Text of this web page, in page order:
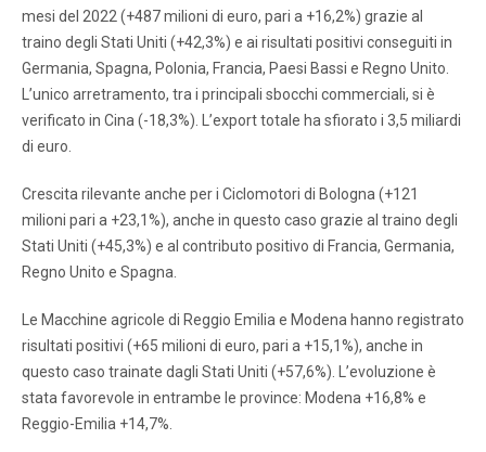
mesi del 2022 (+487 milioni di euro, pari a +16,2%) grazie al
traino degli Stati Uniti (+42,3%) e ai risultati positivi conseguiti in
Germania, Spagna, Polonia, Francia, Paesi Bassi e Regno Unito.
L’unico arretramento, tra i principali sbocchi commerciali, si è
verificato in Cina (-18,3%). L’export totale ha sfiorato i 3,5 miliardi
di euro.
Crescita rilevante anche per i Ciclomotori di Bologna (+121
milioni pari a +23,1%), anche in questo caso grazie al traino degli
Stati Uniti (+45,3%) e al contributo positivo di Francia, Germania,
Regno Unito e Spagna.
Le Macchine agricole di Reggio Emilia e Modena hanno registrato
risultati positivi (+65 milioni di euro, pari a +15,1%), anche in
questo caso trainate dagli Stati Uniti (+57,6%). L’evoluzione è
stata favorevole in entrambe le province: Modena +16,8% e
Reggio-Emilia +14,7%.